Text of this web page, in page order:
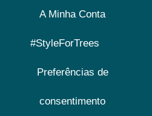
A Minha Conta
#StyleForTrees
Preferências de
consentimento